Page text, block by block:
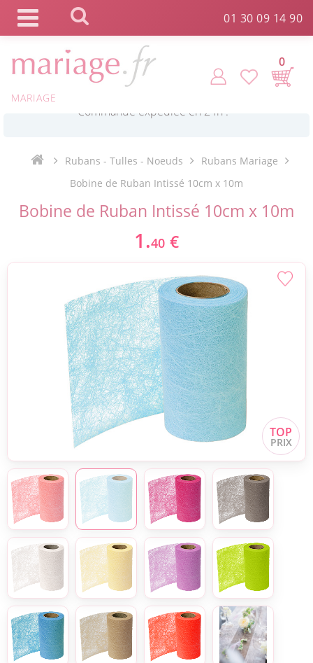
01 30 09 14 90
MARIAGE
0
Livraison point relais gratuit dès 89 € ! *
*
Rubans - Tulles - Noeuds
Rubans Mariage
Bobine de Ruban Intissé 10cm x 10m
Bobine de Ruban Intissé 10cm x 10m
1.40 €
Panneau de gestion des cookies